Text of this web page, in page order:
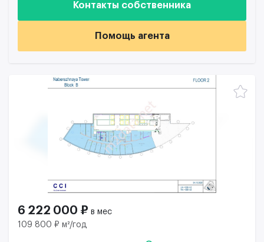
Контакты собственника
Помощь агента
6 222 000 ₽ в мес
109 800 ₽ м²/год